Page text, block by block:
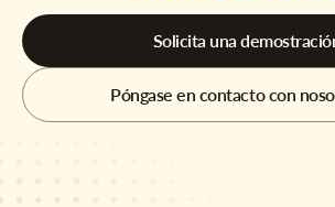
Solicita una
Póngase en contacto con